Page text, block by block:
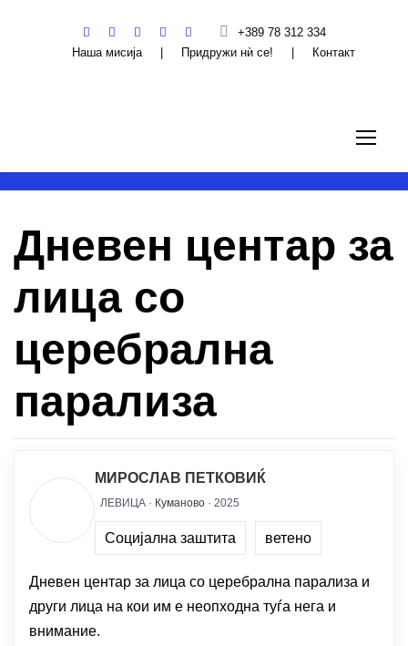
+389 78 312 334
Наша мисија
Придружи нѝ се! Контакт
Дневен центар за
лица со
церебрална
парализа
МИРОСЛАВ ПЕТКОВИЌ
ЛЕВИЦА · Куманово · 2025
Социјална заштита ветено
Дневен центар за лица со церебрална парализа и
други лица на кои им е неопходна туѓа нега и
внимание.